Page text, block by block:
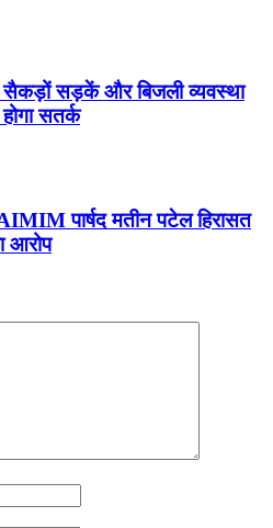
सैकड़ों सड़कें और बिजली व्यवस्था
सतर्क
पार्षद मतीन पटेल हिरासत
आरोप